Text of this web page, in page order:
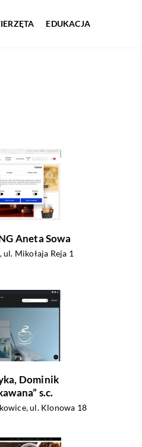
EDUKACJA
Aneta Sowa
ul. Mikołaja Reja 1
Dominik
s.c.
ul. Klonowa 18